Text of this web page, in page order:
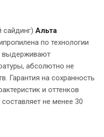
Альта
по технологии
выдерживают
абсолютно не
Гарантия на сохранность
и оттенков
составляет не менее 30